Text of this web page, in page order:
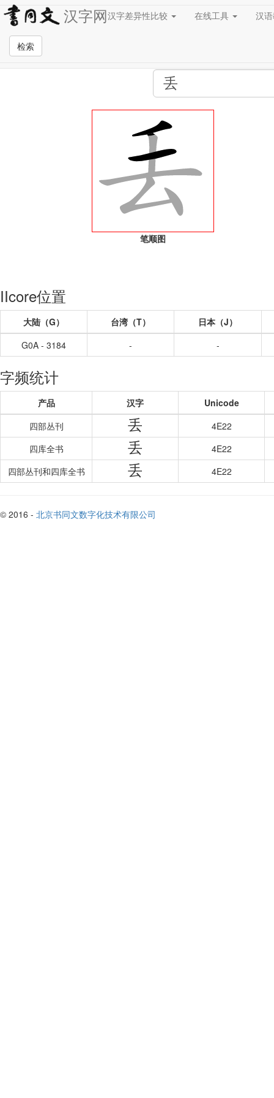
汉字网汉字差异性比较 在线工具 汉
检索
全站检索页面
笔顺图
IIcore位置
大陆（G） 台湾（T）
日本（J）
G0A - 3184
- -
字频统计
产品 汉字
Unicode
四部丛刊
丢
4E22
四库全书
丢
4E22
四部丛刊和四库全书
丢 4E22
© 2016 - 北京书同文数字化技术有限公司